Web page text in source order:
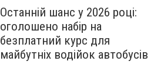
Останній шанс у 2026 році:
оголошено набір на
безплатний курс для
майбутніх водійок автобусів